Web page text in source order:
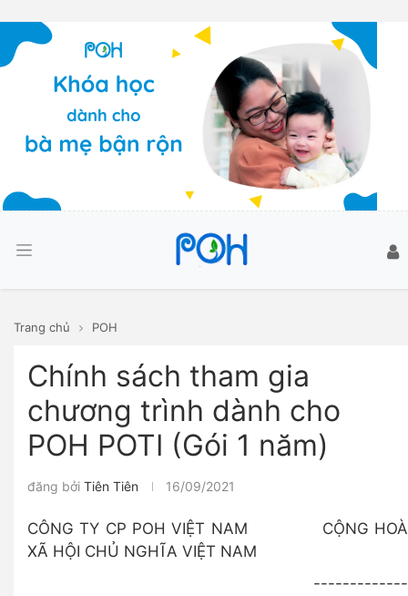
Trang chủ POH
Chính sách tham gia
chương trình dành cho
POH POTI (Gói 1 năm)
đăng bởi Tiên Tiên 16/09/2021
CÔNG TY CP POH VIỆT NAM CỘNG HOÀ
XÃ HỘI CHỦ NGHĨA VIỆT NAM
-------------